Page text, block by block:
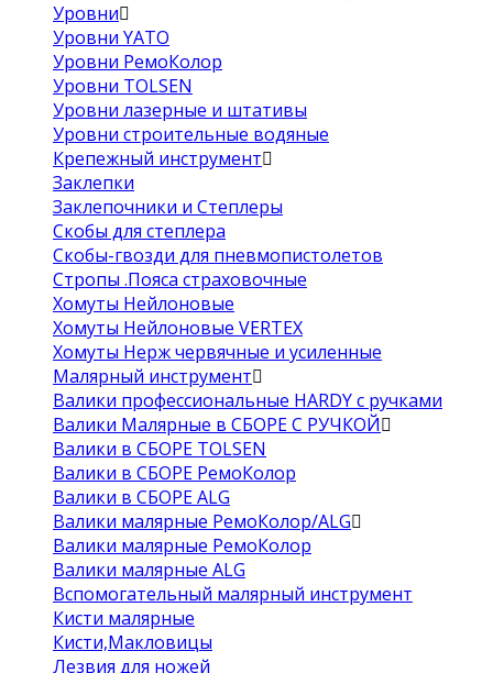
Уровни
Уровни YATO
Уровни РемоКолор
Уровни TOLSEN
Уровни лазерные и штативы
Уровни строительные водяные
Крепежный инструмент
Заклепки
Заклепочники и Степлеры
Скобы для степлера
Скобы-гвозди для пневмопистолетов
Стропы .Пояса страховочные
Хомуты Нейлоновые
Хомуты Нейлоновые VERTEX
Хомуты Нерж червячные и усиленные
Малярный инструмент
Валики профессиональные HARDY с ручками
Валики Малярные в СБОРЕ С РУЧКОЙ
Валики в СБОРЕ TOLSEN
Валики в СБОРЕ РемоКолор
Валики в СБОРЕ ALG
Валики малярные РемоКолор/ALG
Валики малярные РемоКолор
Валики малярные ALG
Вспомогательный малярный инструмент
Кисти малярные
Кисти,Макловицы
Лезвия для ножей